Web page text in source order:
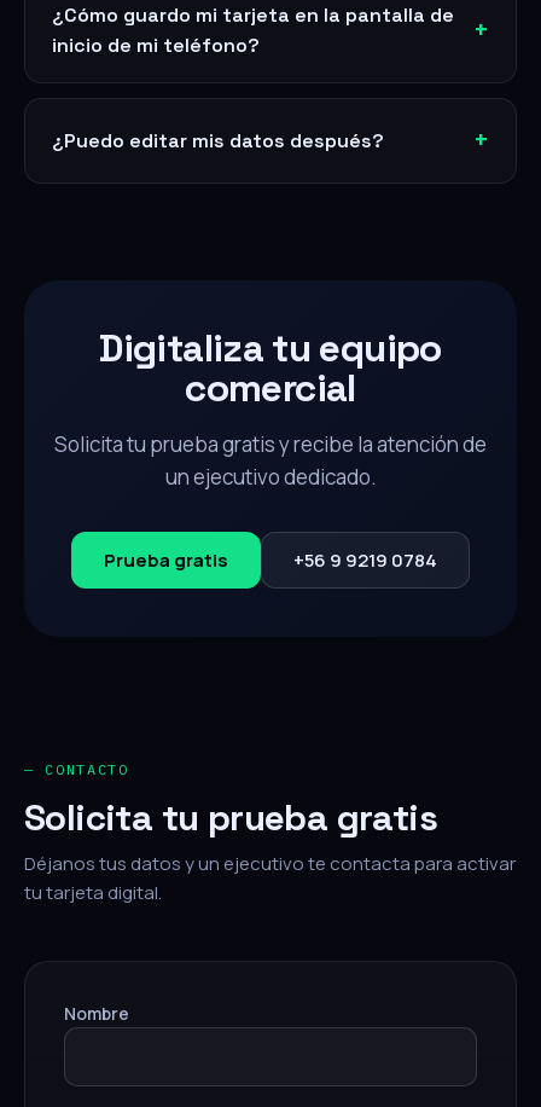
¿Cómo guardo mi tarjeta en la pantalla de
inicio de mi teléfono?
¿Puedo editar mis datos después?
Digitaliza tu equipo
comercial
Solicita tu prueba gratis y recibe la atención de
un ejecutivo dedicado.
Prueba gratis +56 9 9219 0784
— CONTACTO
Solicita tu prueba gratis
Déjanos tus datos y un ejecutivo te contacta para activar
tu tarjeta digital.
Nombre